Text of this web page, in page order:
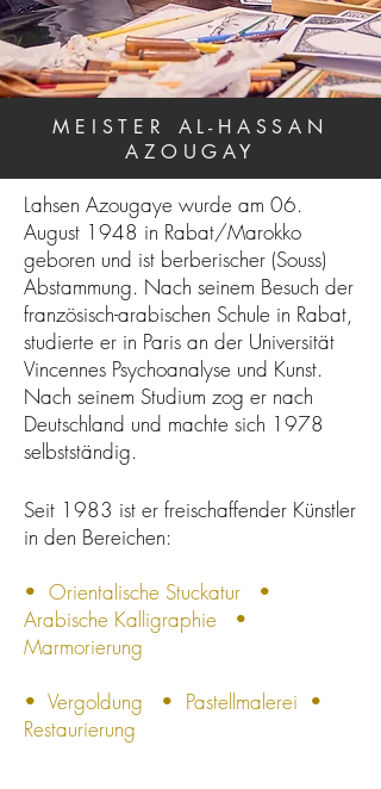
MEISTER AL-HASSAN
AZOUGAY
Lahsen Azougaye wurde am 06.
August 1948 in Rabat/Marokko
geboren und ist berberischer (Souss)
Abstammung. Nach seinem Besuch der
französisch-arabischen Schule in Rabat,
studierte er in Paris an der Universität
Vincennes Psychoanalyse und Kunst.
Nach seinem Studium zog er nach
Deutschland und machte sich 1978
selbstständig.
Seit 1983 ist er freischaffender Künstler
in den Bereichen:
• Orientalische Stuckatur
•
Arabische Kalligraphie
•
Marmorierung
• Vergoldung
• Pastellmalerei •
Restaurierung​​